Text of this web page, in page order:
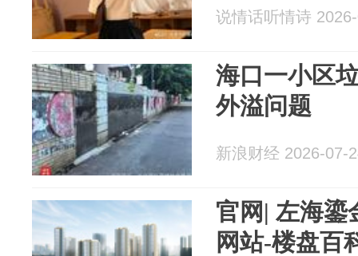
说情话听情诗
海口一小区
外溢问题
新浪财经 2026-07-
官网| 左海鎏
网站-楼盘百